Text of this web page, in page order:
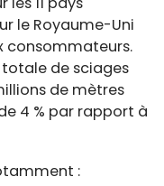
le Royaume-Uni
consommateurs.
totale de sciages
de mètres
4 % par rapport à
: